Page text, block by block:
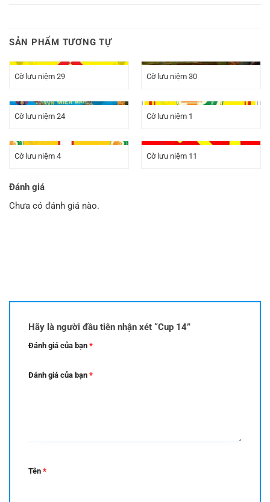
SẢN PHẨM TƯƠNG TỰ
Cờ lưu niệm 29 Cờ lưu niệm 30
Cờ lưu niệm 24 Cờ lưu niệm 1
Cờ lưu niệm 4 Cờ lưu niệm 11
Đánh giá
Chưa có đánh giá nào.
Hãy là người đầu tiên nhận xét “Cup 14”
Đánh giá của bạn *
Đánh giá của bạn *
Tên *